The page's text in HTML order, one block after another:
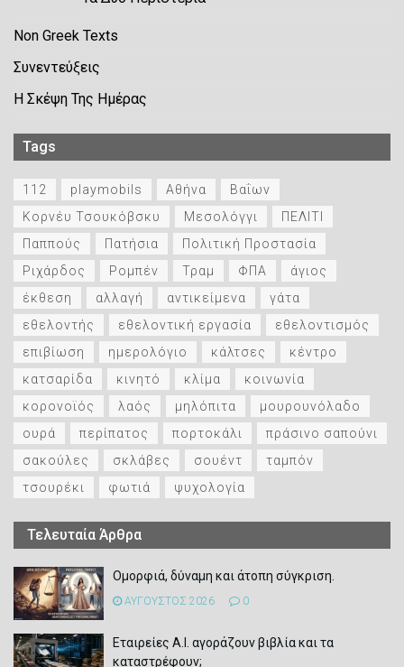
Non Greek Texts
Συνεντεύξεις
Η Σκέψη Της Ημέρας
Tags
112 playmobils Αθήνα
Βαΐων
Κορνέυ Τσουκόβσκυ
Μεσολόγγι
ΠΕΛΙΤΙ
Παππούς
Πατήσια
Πολιτική Προστασία
Ριχάρδος
Ρομπέν Τραμ ΦΠΑ
άγιος
έκθεση
αλλαγή αντικείμενα
γάτα
εθελοντής
εθελοντική εργασία
εθελοντισμός
επιβίωση
ημερολόγιο κάλτσες
κέντρο
κατσαρίδα
κινητό κλίμα
κοινωνία
κορονοϊός
λαός μηλόπιτα
μουρουνόλαδο
ουρά
περίπατος πορτοκάλι
πράσινο σαπούνι
σακούλες
σκλάβες σουέντ
ταμπόν
τσουρέκι
φωτιά ψυχολογία
Τελευταία Άρθρα
Ομορφιά, δύναμη και άτοπη σύγκριση.
ΑΥΓΟΥΣΤΟΣ 2026 0
Εταιρείες Α.Ι. αγοράζουν βιβλία και τα
καταστρέφουν;